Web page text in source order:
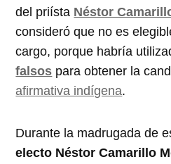
del priísta Néstor
consideró que no es
cargo, porque habría
falsos para obtener la
afirmativa indígena.
Durante la madrugada de
electo Néstor Camarillo